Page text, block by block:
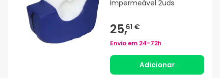
Impermeável 2uds
25,61 €
Envio em 24-72h
Adicionar